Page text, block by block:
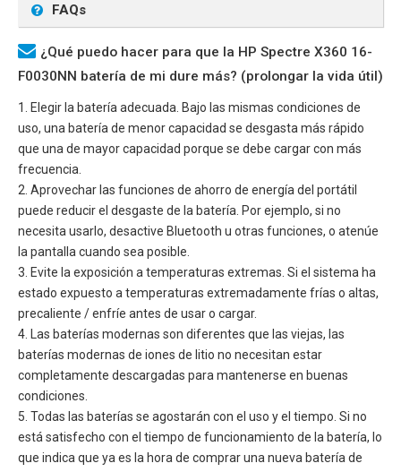
FAQs
¿Qué puedo hacer para que la HP Spectre X360 16-
F0030NN batería de mi dure más? (prolongar la vida útil)
1. Elegir la batería adecuada. Bajo las mismas condiciones de
uso, una batería de menor capacidad se desgasta más rápido
que una de mayor capacidad porque se debe cargar con más
frecuencia.
2. Aprovechar las funciones de ahorro de energía del portátil
puede reducir el desgaste de la batería. Por ejemplo, si no
necesita usarlo, desactive Bluetooth u otras funciones, o atenúe
la pantalla cuando sea posible.
3. Evite la exposición a temperaturas extremas. Si el sistema ha
estado expuesto a temperaturas extremadamente frías o altas,
precaliente / enfríe antes de usar o cargar.
4. Las baterías modernas son diferentes que las viejas, las
baterías modernas de iones de litio no necesitan estar
completamente descargadas para mantenerse en buenas
condiciones.
5. Todas las baterías se agostarán con el uso y el tiempo. Si no
está satisfecho con el tiempo de funcionamiento de la batería, lo
que indica que ya es la hora de comprar una nueva batería de